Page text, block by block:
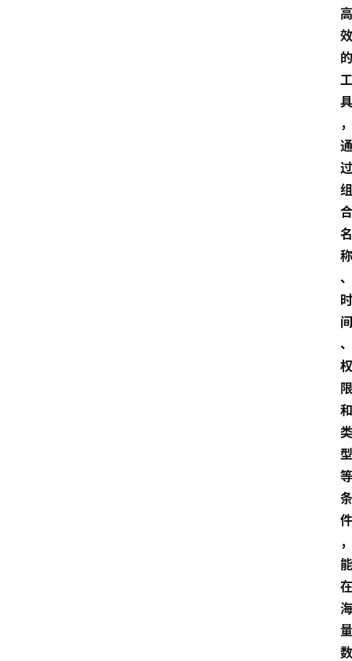
高
效
的
工
具
，
通
过
组
合
名
称
、
时
间
、
权
限
和
类
型
等
条
件
，
能
在
海
量
数